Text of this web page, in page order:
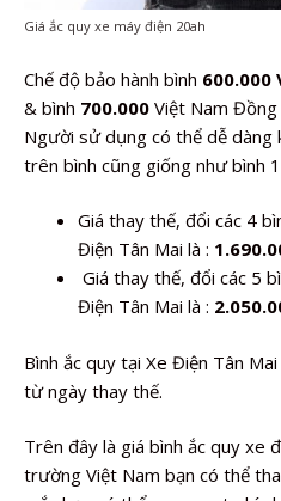
Giá ắc quy xe máy điện 20ah
Chế độ bảo hành bình 600.000
& bình 700.000 Việt Nam
Người sử dụng có thể dễ dàng
trên bình cũng giống như bình
Giá thay thế, đổi các 4
Điện Tân Mai là :
Giá thay thế, đổi các 5
Điện Tân Mai là :
Bình ắc quy tại Xe Điện Tân
từ ngày thay thế.
Trên đây là giá bình ắc quy xe
trường Việt Nam bạn có thể